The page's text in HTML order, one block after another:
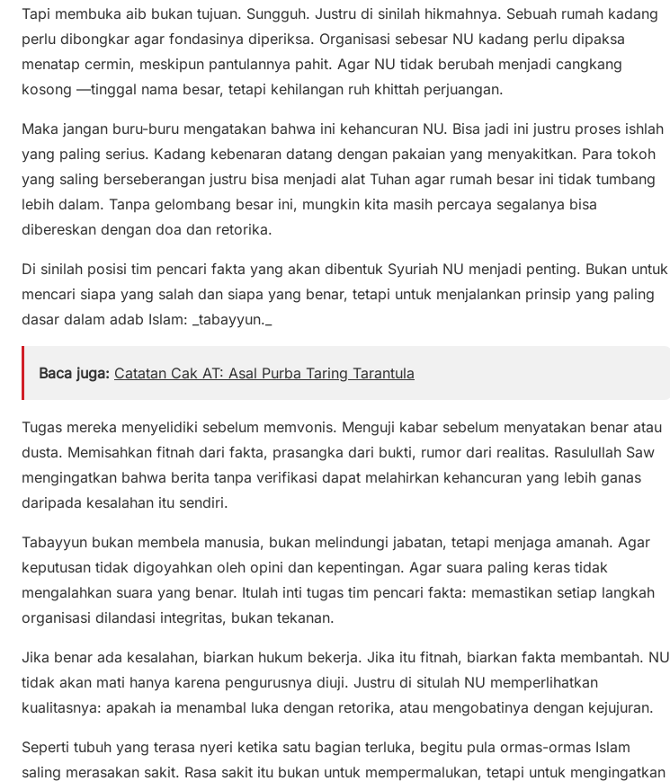
Tapi membuka aib bukan tujuan. Sungguh. Justru di sinilah hikmahnya. Sebuah rumah kadang
perlu dibongkar agar fondasinya diperiksa. Organisasi sebesar NU kadang perlu dipaksa
menatap cermin, meskipun pantulannya pahit. Agar NU tidak berubah menjadi cangkang
kosong —tinggal nama besar, tetapi kehilangan ruh khittah perjuangan.
Maka jangan buru-buru mengatakan bahwa ini kehancuran NU. Bisa jadi ini justru proses ishlah
yang paling serius. Kadang kebenaran datang dengan pakaian yang menyakitkan. Para tokoh
yang saling berseberangan justru bisa menjadi alat Tuhan agar rumah besar ini tidak tumbang
lebih dalam. Tanpa gelombang besar ini, mungkin kita masih percaya segalanya bisa
dibereskan dengan doa dan retorika.
Di sinilah posisi tim pencari fakta yang akan dibentuk Syuriah NU menjadi penting. Bukan untuk
mencari siapa yang salah dan siapa yang benar, tetapi untuk menjalankan prinsip yang paling
dasar dalam adab Islam: _tabayyun._
Baca juga: Catatan Cak AT: Asal Purba Taring Tarantula
Tugas mereka menyelidiki sebelum memvonis. Menguji kabar sebelum menyatakan benar atau
dusta. Memisahkan fitnah dari fakta, prasangka dari bukti, rumor dari realitas. Rasulullah Saw
mengingatkan bahwa berita tanpa verifikasi dapat melahirkan kehancuran yang lebih ganas
daripada kesalahan itu sendiri.
Tabayyun bukan membela manusia, bukan melindungi jabatan, tetapi menjaga amanah. Agar
keputusan tidak digoyahkan oleh opini dan kepentingan. Agar suara paling keras tidak
mengalahkan suara yang benar. Itulah inti tugas tim pencari fakta: memastikan setiap langkah
organisasi dilandasi integritas, bukan tekanan.
Jika benar ada kesalahan, biarkan hukum bekerja. Jika itu fitnah, biarkan fakta membantah. NU
tidak akan mati hanya karena pengurusnya diuji. Justru di situlah NU memperlihatkan
kualitasnya: apakah ia menambal luka dengan retorika, atau mengobatinya dengan kejujuran.
Seperti tubuh yang terasa nyeri ketika satu bagian terluka, begitu pula ormas-ormas Islam
saling merasakan sakit. Rasa sakit itu bukan untuk mempermalukan, tetapi untuk mengingatkan